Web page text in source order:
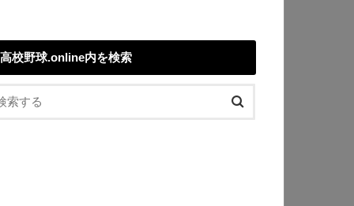
高校野球.online内を検索